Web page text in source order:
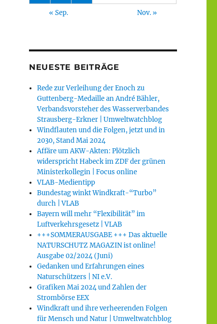
« Sep. Nov. »
NEUESTE BEITRÄGE
Rede zur Verleihung der Enoch zu
Guttenberg-Medaille an André Bähler,
Verbandsvorsteher des Wasserverbandes
Strausberg-Erkner | Umweltwatchblog
Windflauten und die Folgen, jetzt und in
2030, Stand Mai 2024
Affäre um AKW-Akten: Plötzlich
widerspricht Habeck im ZDF der grünen
Ministerkollegin | Focus online
VLAB-Medientipp
Bundestag winkt Windkraft-“Turbo”
durch | VLAB
Bayern will mehr “Flexibilität” im
Luftverkehrsgesetz | VLAB
+++SOMMERAUSGABE +++ Das aktuelle
NATURSCHUTZ MAGAZIN ist online!
Ausgabe 02/2024 (Juni)
Gedanken und Erfahrungen eines
Naturschützers | NI e.V.
Grafiken Mai 2024 und Zahlen der
Strombörse EEX
Windkraft und ihre verheerenden Folgen
für Mensch und Natur | Umweltwatchblog